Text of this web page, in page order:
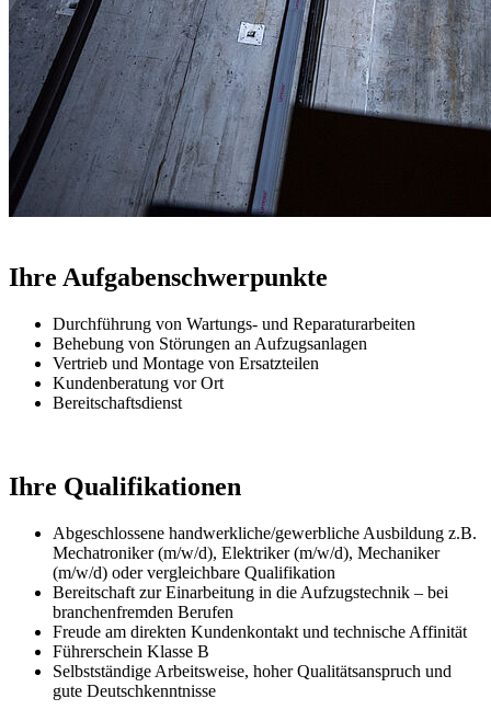
Ihre Aufgabenschwerpunkte
Durchführung von Wartungs- und Reparaturarbeiten
Behebung von Störungen an Aufzugsanlagen
Vertrieb und Montage von Ersatzteilen
Kundenberatung vor Ort
Bereitschaftsdienst
Ihre Qualifikationen
Abgeschlossene handwerkliche/gewerbliche Ausbildung z.B.
Mechatroniker (m/w/d), Elektriker (m/w/d), Mechaniker
(m/w/d) oder vergleichbare Qualifikation
Bereitschaft zur Einarbeitung in die Aufzugstechnik – bei
branchenfremden Berufen
Freude am direkten Kundenkontakt und technische Affinität
Führerschein Klasse B
Selbstständige Arbeitsweise, hoher Qualitätsanspruch und
gute Deutschkenntnisse